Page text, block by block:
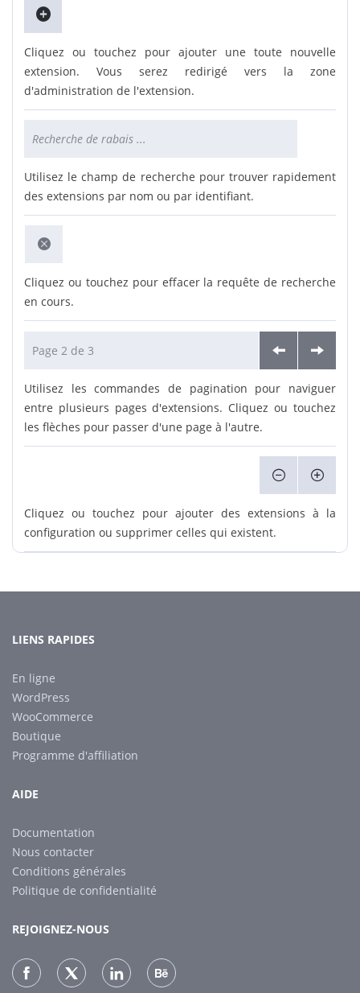
Cliquez ou touchez pour ajouter une toute nouvelle
extension. Vous serez redirigé vers la zone
d'administration de l'extension.
Utilisez le champ de recherche pour trouver rapidement
des extensions par nom ou par identifiant.
Cliquez ou touchez pour effacer la requête de recherche
en cours.
Page 2 de 3
Utilisez les commandes de pagination pour naviguer
entre plusieurs pages d'extensions. Cliquez ou touchez
les flèches pour passer d'une page à l'autre.
Cliquez ou touchez pour ajouter des extensions à la
configuration ou supprimer celles qui existent.
LIENS RAPIDES
En ligne
WordPress
WooCommerce
Boutique
Programme d'affiliation
AIDE
Documentation
Nous contacter
Conditions générales
Politique de confidentialité
REJOIGNEZ-NOUS